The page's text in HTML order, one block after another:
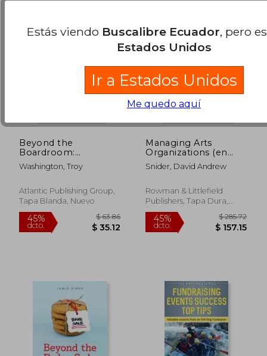
40%
dcto. $ 34.43
40%
dcto. $
Beyond the
Boardroom:
Examining the
concepts of an
culturally conscious
community-based
Inglés)
Washington, Troy
Atlantic Publishing Group,
Tapa Blanda, Nuevo
Managing Arts
Organizations (en
Inglés)
Snider, David Andrew
Rowman & Littlefield
Publishers, Tapa Dura,
Nuevo
Estás viendo Buscalibre Ecuador, pero
Estados Unidos
Ir a Estados Unidos
Me quedo aquí